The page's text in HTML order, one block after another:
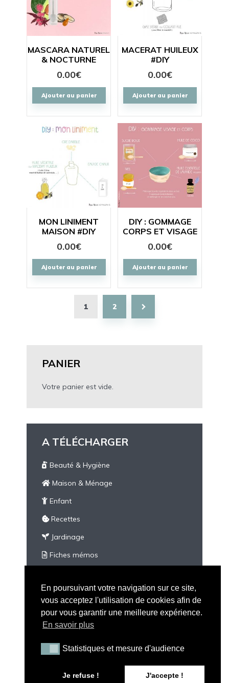
MASCARA NATUREL
& NOCTURNE
0.00€
Ajouter au panier
MACERAT HUILEUX
#DIY
0.00€
Ajouter au panier
MON LINIMENT
MAISON #DIY
0.00€
Ajouter au panier
DIY : GOMMAGE
CORPS ET VISAGE
0.00€
Ajouter au panier
1 2
PANIER
Votre panier est vide.
A TÉLÉCHARGER
Beauté & Hygiène
Maison & Ménage
Enfant
Recettes
Jardinage
Fiches mémos
Divers
Tous droits réservés - Peau Neuve © 2026 |Mention
En poursuivant votre navigation sur ce site,
vous acceptez l'utilisation de cookies afin de
pour vous garantir une meilleure expérience.
En savoir plus
Statistiques et mesure d'audience
Statistiques et mesure d'audience
Je refuse ! J'accepte !